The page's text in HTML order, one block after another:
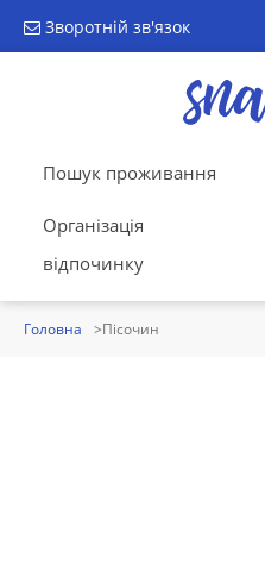
Зворотній зв'язок
Пошук проживання
Організація
відпочинку
Головна Пісочин